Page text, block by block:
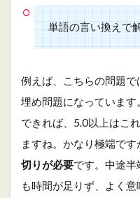
単語の言い換えで
例えば、こちらの問題
埋め問題になっていま
できれば、5.0以上はこ
ますね。かなり極端で
切りが必要です。中途半
も時間が足りず、よく